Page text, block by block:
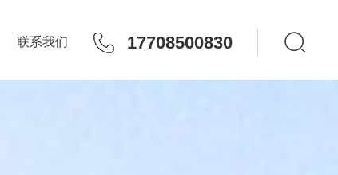
联系我们 17708500830